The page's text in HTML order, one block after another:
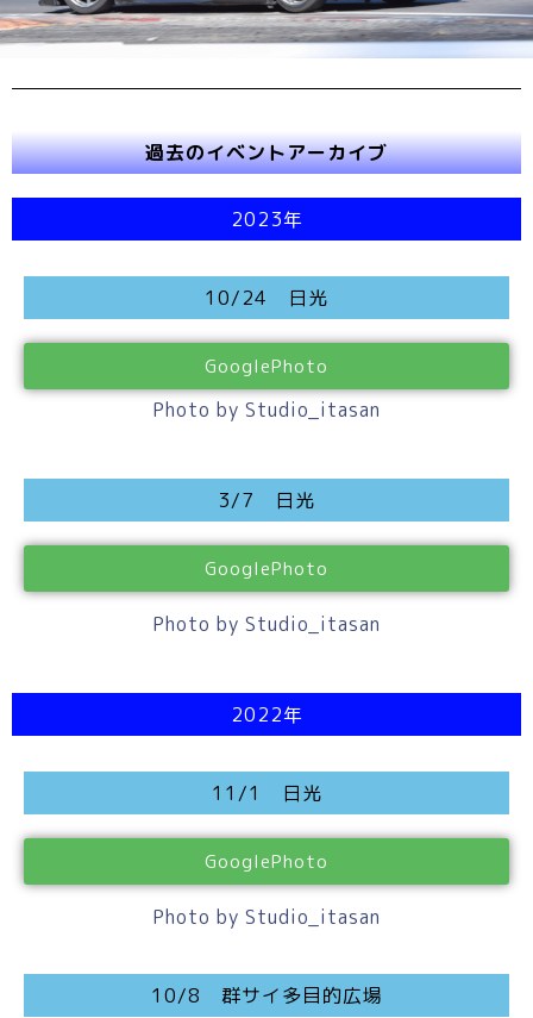
過去のイベントアーカイブ
2023年
10/24 日光
GooglePhoto
Photo by Studio_itasan
3/7 日光
GooglePhoto
Photo by Studio_itasan
2022年
11/1 日光
GooglePhoto
Photo by Studio_itasan
10/8 群サイ多目的広場